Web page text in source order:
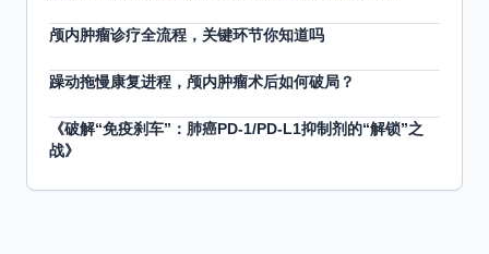
颅内肿瘤诊疗全流程，关键环节你知道吗
躁动拖慢康复进程，颅内肿瘤术后如何破局？
《破解“免疫刹车”：肺癌PD-1/PD-L1抑制剂的“解锁”之
战》